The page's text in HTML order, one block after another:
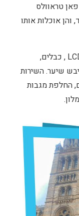
טראוולס
והן אוכלות אותו
כל חדר מצויד במזגן, ארונות, מקרר, מסך LCD , כבלים,
שיער. השירות
החלפת מגבות